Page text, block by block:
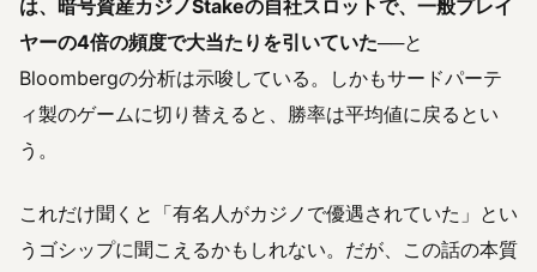
は、暗号資産カジノStakeの自社スロットで、一般プレイ
ヤーの4倍の頻度で大当たりを引いていた──と
Bloombergの分析は示唆している。しかもサードパーテ
ィ製のゲームに切り替えると、勝率は平均値に戻るとい
う。
これだけ聞くと「有名人がカジノで優遇されていた」とい
うゴシップに聞こえるかもしれない。だが、この話の本質